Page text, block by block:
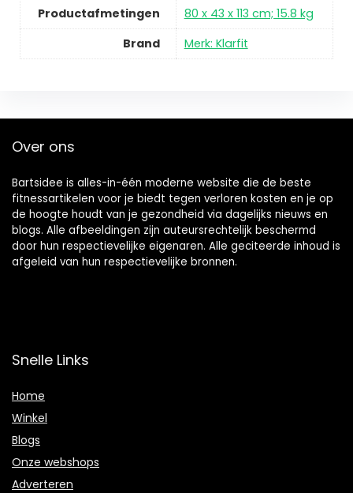
Productafmetingen
80 x 43 x 113 cm; 15.8 kg
Brand
Merk: Klarfit
Over ons
Bartsidee is alles-in-één moderne website die de beste
fitnessartikelen voor je biedt tegen verloren kosten en je op
de hoogte houdt van je gezondheid via dagelijks nieuws en
blogs. Alle afbeeldingen zijn auteursrechtelijk beschermd
door hun respectievelijke eigenaren. Alle geciteerde inhoud is
afgeleid van hun respectievelijke bronnen.
Snelle Links
Home
Winkel
Blogs
Onze webshops
Adverteren